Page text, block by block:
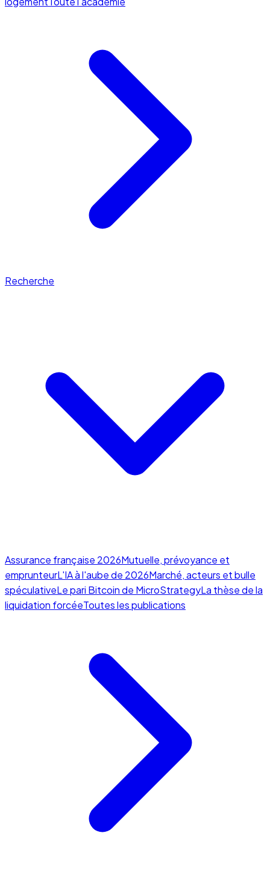
Recherche
Assurance française 2026Mutuelle, prévoyance et
emprunteurL'IA à l'aube de 2026Marché, acteurs et bulle
spéculativeLe pari Bitcoin de MicroStrategyLa thèse de la
liquidation forcéeToutes les publications